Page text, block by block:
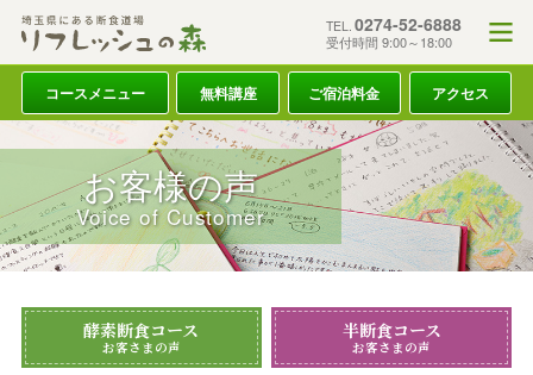
TEL. 0274-52-6888
受付時間 9:00～18:00
コースメニュー 無料講座 ご宿泊料金 アクセス
お客様の声
Voice of Customer
酵素断食コース
お客さまの声
半断食コース
お客さまの声